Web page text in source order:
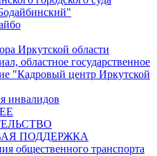
Иркутской области
областное государственное
"Кадровый центр Иркутской
инвалидов
ПОДДЕРЖКА
общественного транспорта